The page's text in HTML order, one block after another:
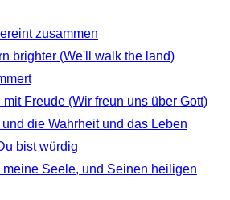
zusammen
brighter (We'll walk the land)
Freude (Wir freun uns über Gott)
die Wahrheit und das Leben
bist würdig
meine Seele, und Seinen heiligen